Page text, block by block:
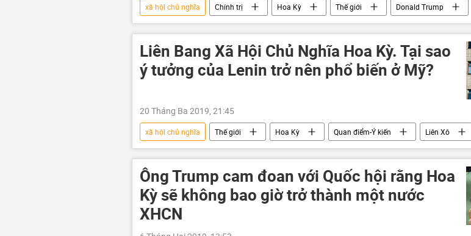
xã hội chủ nghĩa Chính trị Hoa Kỳ Thế giới
Donald Trump
Joe Biden
chủ nghĩa cộng sản
Liên Bang Xã Hội Chủ Nghĩa Hoa Kỳ. Tại sao
ý tưởng của Lenin trở nên phổ biến ở Mỹ?
20 Tháng Ba 2019, 21:45
xã hội chủ nghĩa Thế giới Hoa Kỳ Quan điểm-Ý kiến
Liên Xô
Donald Trump
Hillary Clinton Bernie Sanders
Harry Truman
Dân chủ Mỹ
Lầu Năm Góc Chiến tranh Lạnh Thế chiến II
Ông Trump cam đoan với Quốc hội rằng Hoa
Kỳ sẽ không bao giờ trở thành một nước
XHCN